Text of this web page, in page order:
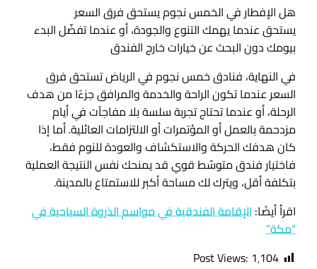
هل الإفطار في الخمس نجوم يستحق فرق السعر
يستحق عندما يهمك التنوع والجودة، أو عندما تفضّل البدء
بيومك دون البحث عن خيارات خارج الفندق
في النهاية، فنادق خمس نجوم في الرياض تستحق فرق
السعر عندما تكون الراحة والخدمة والمرافق جزءًا من هدف
الرحلة، أو عندما تحتاج تجربة سلسة بلا مفاجآت في أيام
مزدحمة بالعمل أو المؤتمرات أو الالتزامات العائلية. أما إذا
كان هدفك الحركة والاستكشاف والعودة للنوم فقط،
فاختيار فندق متوسّط قوي قد يمنحك نفس النتيجة العملية
بتكلفة أقل، ويترك لك مساحة أكبر للاستمتاع بالمدينة.
اقرأ أيضًا: الإقامة الفندقية في مواسم الذروة السياحية في
“مكة”
Post Views: 1٬104